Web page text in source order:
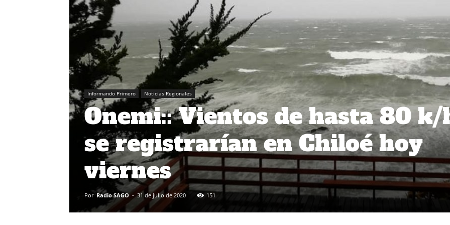
Informando Primero Noticias Regionales
Onemi:: Vientos de hasta 80 k/
se registrarían en Chiloé hoy
viernes
Por Radio SAGO - 31 de julio de 2020 151